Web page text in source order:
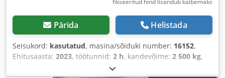
Pärida Helistada
Seisukord: kasutatud, masina/sõiduki number: 16152,
Ehitusaasta: 2023, töötunnid: 2 h, kandevõime: 2 500 kg,
, vaba tõstekõrgus: